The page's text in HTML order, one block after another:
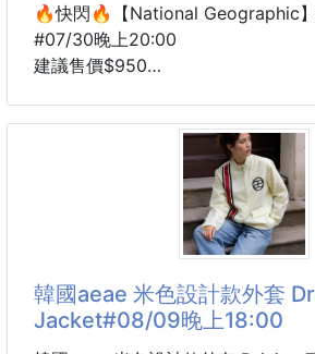
版型是寬鬆 Loose Fit
穿起來舒服不貼身
想要休閒一點可以拿大一號
想要剛剛好就照平常尺寸選‼️
白色清爽、灰色日常、綠色復古、
🔥快閃🔥【National Geographic
#07/30晚上20:00
建議售價$950
National Geographic 旅行手提袋來
這顆真的很適合日常跟出遊！
不管是上班通勤、上課、旅行、短天
包身使用尼龍材質
韓國aeae 米色設計款外套
Jacket#08/09晚上18:00